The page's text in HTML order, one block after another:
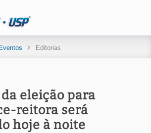
Editorias
eleição para
reitora será
hoje à noite